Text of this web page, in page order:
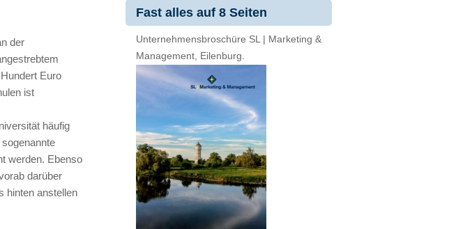
der
Euro
ist
häufig
werden. Ebenso
darüber
hinten anstellen
Fast alles auf 8 Seiten
Unternehmensbroschüre SL | Marketing &
Management, Eilenburg.